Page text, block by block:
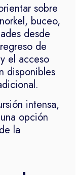
sobre
buceo,
desde
de
el acceso
disponibles
intensa,
opción
la